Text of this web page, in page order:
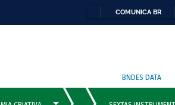
COMUNICA BR
BNDES DATA